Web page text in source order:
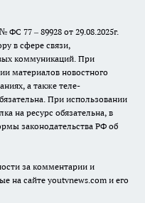
77 – 89928 от 29.08.2025г.
в сфере связи,
коммуникаций. При
материалов новостного
а также теле-
При использовании
на ресурс обязательна, в
законодательства РФ об
за комментарии и
на сайте youtvnews.com и его